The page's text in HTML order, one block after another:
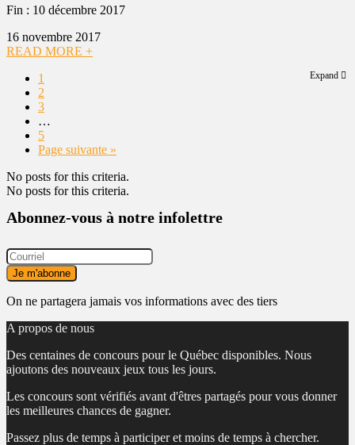
Fin : 10 décembre 2017
16 novembre 2017
READ MORE +
Expand
1
2
3
…
5
Page suivante »
No posts for this criteria.
No posts for this criteria.
Abonnez-vous à notre infolettre
On ne partagera jamais vos informations avec des tiers
A propos de nous
Des centaines de concours pour le Québec disponibles. Nous
ajoutons des nouveaux jeux tous les jours.
Les concours sont vérifiés avant d'êtres partagés pour vous donner
les meilleures chances de gagner.
Passez plus de temps à participer et moins de temps à chercher.